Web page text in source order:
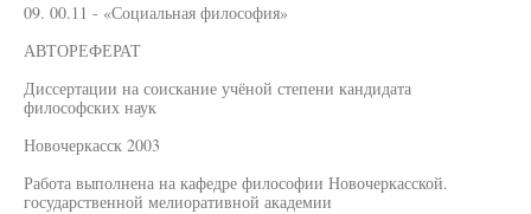
09. 00.11 - «Социальная философия»
АВТОРЕФЕРАТ
Диссертации на соискание учёной степени кандидата
философских наук
Новочеркасск 2003
Работа выполнена на кафедре философии Новочеркасской.
государственной мелиоративной академии